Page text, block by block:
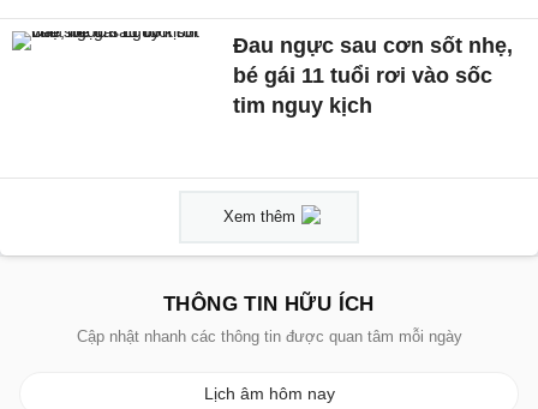
Đau ngực sau cơn sốt nhẹ,
bé gái 11 tuổi rơi vào sốc
tim nguy kịch
Xem thêm
THÔNG TIN HỮU ÍCH
Cập nhật nhanh các thông tin được quan tâm mỗi ngày
Lịch âm hôm nay